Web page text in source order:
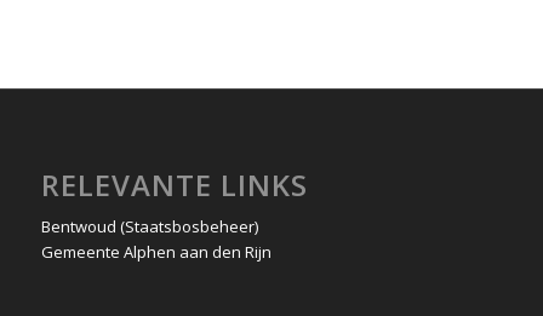
RELEVANTE LINKS
Bentwoud (Staatsbosbeheer)
Gemeente Alphen aan den Rijn